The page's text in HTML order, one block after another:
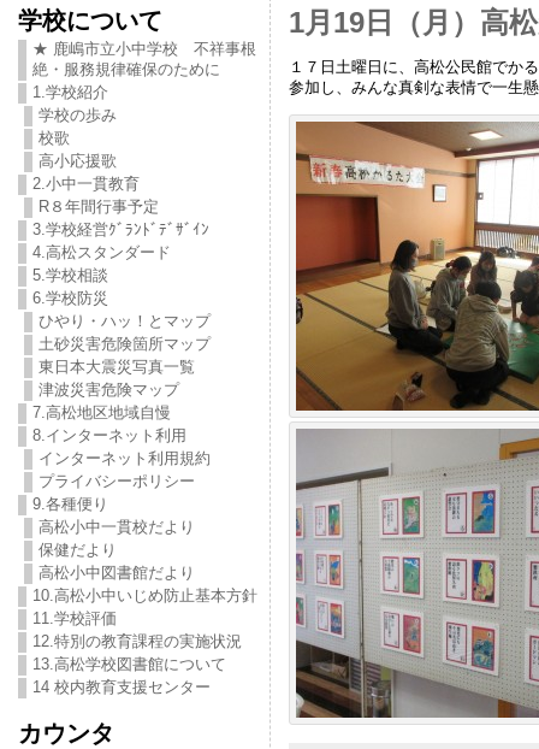
学校について
★ 鹿嶋市立小中学校 不祥事根
絶・服務規律確保のために
1.学校紹介
学校の歩み
校歌
高小応援歌
2.小中一貫教育
R８年間行事予定
3.学校経営ｸﾞﾗﾝﾄﾞﾃﾞｻﾞｲﾝ
4.高松スタンダード
5.学校相談
6.学校防災
ひやり・ハッ！とマップ
土砂災害危険箇所マップ
東日本大震災写真一覧
津波災害危険マップ
7.高松地区地域自慢
8.インターネット利用
インターネット利用規約
プライバシーポリシー
9.各種便り
高松小中一貫校だより
保健だより
高松小中図書館だより
10.高松小中いじめ防止基本方針
11.学校評価
12.特別の教育課程の実施状況
13.高松学校図書館について
14 校内教育支援センター
カウンタ
1月19日（月）高
１７日土曜日に、高松公民館でか
参加し、みんな真剣な表情で一生